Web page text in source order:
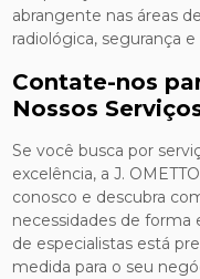
abrangente nas áreas
radiológica, segurança
Contate-nos
Nossos
Se você busca por
excelência, a J.
conosco e descubra
necessidades de forma
de especialistas está
medida para o seu